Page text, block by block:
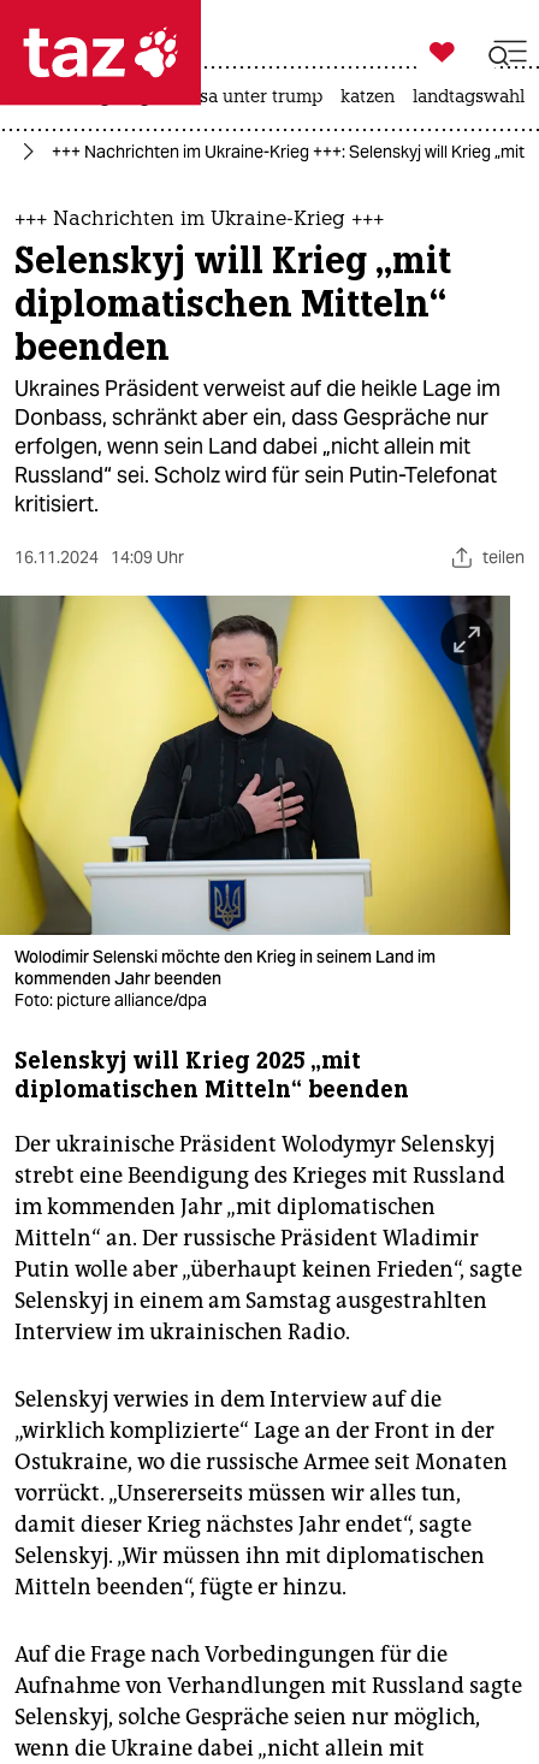
 taz zahl ich
taz zahl ich
themen
politik
öko
gesellschaft
kultur
sport
berlin
nord
wahrheit
verlag
verlag
veranstaltungen
shop
fragen & hilfe
unterstützen
abo
epaper login

taz zahl ich
usa unter trump katzen landtagswahl
+++ Nachrichten im Ukraine-Krieg +++: Selenskyj will Krieg „mit
+++ Nachrichten im Ukraine-Krieg +++
Selenskyj will Krieg „mit
diplomatischen Mitteln“
beenden
Ukraines Präsident verweist auf die heikle Lage im
Donbass, schränkt aber ein, dass Gespräche nur
erfolgen, wenn sein Land dabei „nicht allein mit
Russland“ sei. Scholz wird für sein Putin-Telefonat
kritisiert.
16.11.2024 14:09 Uhr teilen
Wolodimir Selenski möchte den Krieg in seinem Land im
kommenden Jahr beenden
Foto: picture alliance/dpa
Selenskyj will Krieg 2025 „mit
diplomatischen Mitteln“ beenden
Der ukrainische Präsident Wolodymyr Selenskyj
strebt eine Beendigung des Krieges mit Russland
im kommenden Jahr „mit diplomatischen
Mitteln“ an. Der russische Präsident Wladimir
Putin wolle aber „überhaupt keinen Frieden“, sagte
Selenskyj in einem am Samstag ausgestrahlten
Interview im ukrainischen Radio.
Selenskyj verwies in dem Interview auf die
„wirklich komplizierte“ Lage an der Front in der
Ostukraine, wo die russische Armee seit Monaten
vorrückt. „Unsererseits müssen wir alles tun,
damit dieser Krieg nächstes Jahr endet“, sagte
Selenskyj. „Wir müssen ihn mit diplomatischen
Mitteln beenden“, fügte er hinzu.
Auf die Frage nach Vorbedingungen für die
Aufnahme von Verhandlungen mit Russland sagte
Selenskyj, solche Gespräche seien nur möglich,
wenn die Ukraine dabei „nicht allein mit